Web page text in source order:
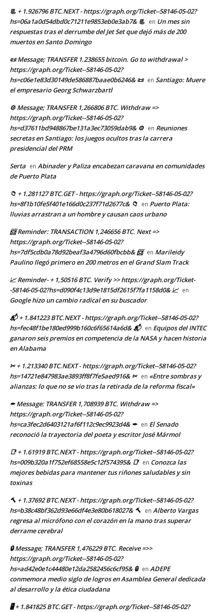
📃 + 1.926796 BTC.NEXT - https://graph.org/Ticket--58146-05-02?
hs=06a1a0d54dbd0c71211e9853eb0e3ab7& 📃 en Un mes sin
respuestas tras el derrumbe del Jet Set que dejó más de 200
muertos en Santo Domingo
📜 Message; TRANSFER 1.238655 bitcoin. Go to withdrawal >
https://graph.org/Ticket--58146-05-02?
hs=c06e1e83d30149de586887baae0b6246& 📜 en Santiago: Muere
el empresario Georg Schwarzbartl
⚙ Message; TRANSFER 1,266806 BTC. Withdraw =>
https://graph.org/Ticket--58146-05-02?
hs=d37611bd948867be131a3ec73059dab9& ⚙ en Reuniones
secretas en Santiago: los juegos ocultos tras la carrera
presidencial del PRM
Serta en Abinader y Paliza encabezan caravana en comunidades
de Puerto Plata
📁 + 1.281127 BTC.GET - https://graph.org/Ticket--58146-05-02?
hs=8f1b10fe5f401e166d0c237f71d2677c& 📁 en Puerto Plata:
lluvias arrastran a un hombre y causan caos urbano
📨 Reminder: TRANSACTION 1,246656 BTC. Next =>
https://graph.org/Ticket--58146-05-02?
hs=7df5cdb0a78d92beaf3a4796d60fbcbb& 📨 en Marileidy
Paulino llegó primero en 200 metros en el Grand Slam Track
📈 Reminder- + 1,50516 BTC. Verify >> https://graph.org/Ticket-
-58146-05-02?hs=d090f4c13d9e1815df2615f7fa1158d0& 📈 en
Google hizo un cambio radical en su buscador
📬 + 1.841223 BTC.NEXT - https://graph.org/Ticket--58146-05-02?
hs=fec48f1be180ed999b160c6f65614a6d& 📬 en Equipos del INTEC
ganaron seis premios en competencia de la NASA y hacen historia
en Alabama
✂ + 1.213340 BTC.NEXT - https://graph.org/Ticket--58146-05-02?
hs=14721e847983ae3893ff8f7fe5aed916& ✂ en «Entre sombras y
alianzas: lo que no se vio tras la retirada de la reforma fiscal»
✒ Message: TRANSFER 1,708939 BTC. Withdraw =>
https://graph.org/Ticket--58146-05-02?
hs=ca3fec2d6403121af6f112c9ec9923d4& ✒ en El Senado
reconoció la trayectoria del poeta y escritor José Mármol
📑 + 1.61919 BTC.NEXT - https://graph.org/Ticket--58146-05-02?
hs=009b320a1f752ef68558e5c12f574395& 📑 en Conozca las
mejores bebidas para mantener tus riñones saludables y sin
toxinas
🔨 + 1.37692 BTC.NEXT - https://graph.org/Ticket--58146-05-02?
hs=b38c48bf362d93e66df4e3e80b618027& 🔨 en Alberto Vargas
regresa al micrófono con el corazón en la mano tras superar
derrame cerebral
🔒 Message; TRANSFER 1,476229 BTC. Receive =>>
https://graph.org/Ticket--58146-05-02?
hs=ad42e0e1c44480e12da2582456c6cf95& 🔒 en ADEPE
conmemora medio siglo de logros en Asamblea General dedicada
al desarrollo y la ética ciudadana
🖥 + 1.841825 BTC.GET - https://graph.org/Ticket--58146-05-02?